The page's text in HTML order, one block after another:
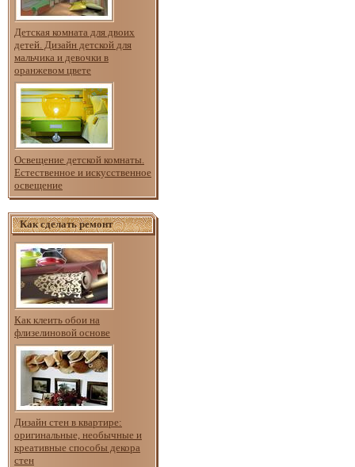
Детская комната для двоих
детей. Дизайн детской для
мальчика и девочки в
оранжевом цвете
Освещение детской комнаты.
Естественное и искусственное
освещение
Как сделать ремонт
Как клеить обои на
флизелиновой основе
Дизайн стен в квартире:
оригинальные, необычные и
креативные способы декора
стен